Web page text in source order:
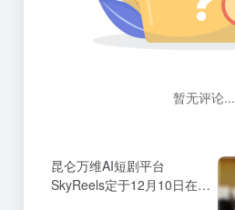
暂无评论...
昆仑万维AI短剧平台
SkyReels定于12月10日在美